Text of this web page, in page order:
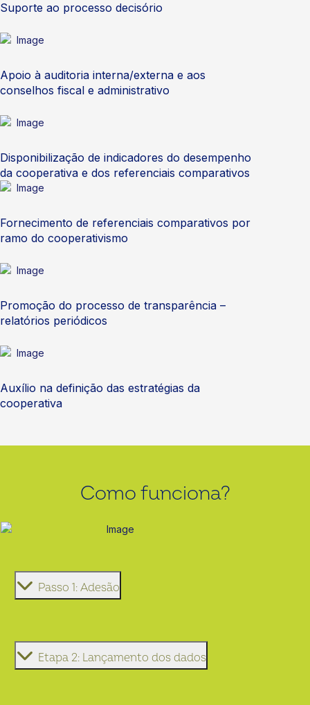
Suporte ao processo decisório
Apoio à auditoria interna/externa e aos
conselhos fiscal e administrativo
Disponibilização de indicadores do desempenho
da cooperativa e dos referenciais comparativos
Fornecimento de referenciais comparativos por
ramo do cooperativismo
Promoção do processo de transparência –
relatórios periódicos
Auxílio na definição das estratégias da
cooperativa
Como funciona?
Passo 1: Adesão
Etapa 2: Lançamento dos dados